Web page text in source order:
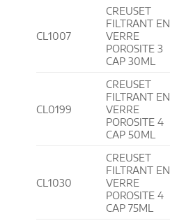
CL1007
CREUSET
FILTRANT EN
VERRE
POROSITE 3
CAP 30ML
CL0199
CREUSET
FILTRANT EN
VERRE
POROSITE 4
CAP 50ML
CL1030
CREUSET
FILTRANT EN
VERRE
POROSITE 4
CAP 75ML